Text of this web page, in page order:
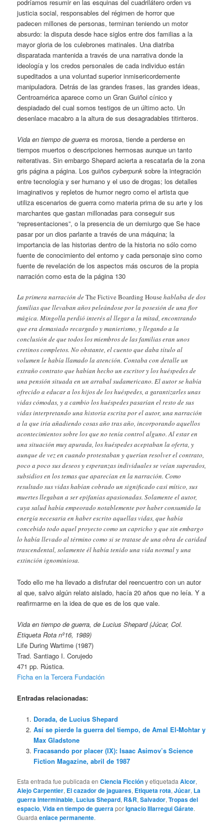
podríamos resumir en las esquinas del cuadrilátero orden vs
justicia social, responsables del régimen de horror que
padecen millones de personas, terminan teniendo un motor
absurdo: la disputa desde hace siglos entre dos familias a la
mayor gloria de los culebrones matinales. Una diatriba
disparatada mantenida a través de una narrativa donde la
ideología y los credos personales de cada individuo están
supeditados a una voluntad superior inmisericordemente
manipuladora. Detrás de las grandes frases, las grandes ideas,
Centroamérica aparece como un Gran Guiñol cínico y
despiadado del cual somos testigos de un último acto. Un
desenlace macabro a la altura de sus desagradables titiriteros.
Vida en tiempo de guerraes morosa, tiende a perderse en
tiempos muertos o descripciones hermosas aunque un tanto
reiterativas. Sin embargo Shepard acierta a rescatarla de la zona
gris página a página. Los guiñoscyberpunk sobre la integración
entre tecnología y ser humano y el uso de drogas; los detalles
imaginativos y repletos de humor negro como el artista que
utiliza escenarios de guerra como materia prima de su arte y los
marchantes que gastan millonadas para conseguir sus
“representaciones”, o la presencia de un demiurgo que Se hace
pasar por un dios parlante a través de una máquina; la
importancia de las historias dentro de la historia no sólo como
fuente de conocimiento del entorno y cada personaje sino como
fuente de revelación de los aspectos más oscuros de la propia
narración como esta de la página 130
La primera narración deThe Fictive Boarding Househablaba de dos
familias que llevaban años peleándose por la posesión de una flor
mágica. Mingolla perdió interés al llegar a la mitad, encontrando
que era demasiado recargado y manierismo, y llegando a la
conclusión de que todos los miembros de las familias eran unos
cretinos completos. No obstante, el cuento que daba título al
volumen le había llamado la atención. Contaba con detalle un
extraño contrato que habían hecho un escritor y los huéspedes de
una pensión situada en un arrabal sudamericano. El autor se había
ofrecido a educar a los hijos de los huéspedes, a garantizarles unas
vidas cómodas, y a cambio los huéspedes pasarían el resto de sus
vidas interpretando una historia escrita por el autor, una narración
a la que iría añadiendo cosas año tras año, incorporando aquellos
acontecimientos sobre los que no tenía control alguno. Al estar en
una situación muy apurada, los huéspedes aceptaban la oferta, y
aunque de vez en cuando protestaban y querían resolver el contrato,
poco a poco sus deseos y esperanzas individuales se veían superados,
subsidios en los temas que aparecían en la narración. Como
resultado sus vidas habían cobrado un significado casi mítico, sus
muertes llegaban a ser epifanías apasionadas. Solamente el autor,
cuya salud había empeorado notablemente por haber consumido la
energía necesaria en haber escrito aquellas vidas, que había
concebido todo aquel proyecto como un capricho y que sin embargo
lo había llevado al término como si se tratase de una obra de caridad
trascendental, solamente él había tenido una vida normal y una
extinción ignominiosa.
Todo ello me ha llevado a disfrutar del reencuentro con un autor
al que, salvo algún relato aislado, hacía 20 años que no leía. Y a
reafirmarme en la idea de que es de los que vale.
Vida en tiempo de guerra, de Lucius Shepard (Júcar, Col.
Etiqueta Rota nº16, 1989)
Life During Wartime (1987)
Trad. Santiago I. Corujedo
471 pp. Rústica.
Ficha en la Tercera Fundación
Entradas relacionadas:
Dorada, de Lucius Shepard
Así se pierde la guerra del tiempo, de Amal El-Mohtar y
Max Gladstone
Fracasando por placer (IX): Isaac Asimov’s Science
Fiction Magazine, abril de 1987
Esta entrada fue publicada enCiencia Ficcióny etiquetadaAlcor,
Alejo Carpentier, El cazador de jaguares, Etiqueta rota,Júcar, La
guerra interminable, Lucius Shepard, R&R,Salvador,Tropas del
espacio,Vida en tiempo de guerraporIgnacio Illarregui Gárate.
Guardaenlace permanente.